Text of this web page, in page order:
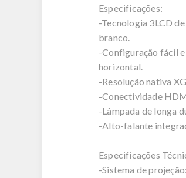
Especificações:
-Tecnologia 3LCD
branco.
-Configuração fácil
horizontal.
-Resolução nativa
-Conectividade
-Lâmpada de longa
-Alto-falante
Especificações
-Sistema de